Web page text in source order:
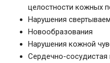
целостности кожных
Нарушения
Новообразования
Нарушения кожной
Сердечно-